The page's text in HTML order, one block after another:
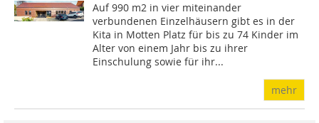
Auf 990 m2 in vier miteinander
verbundenen Einzelhäusern gibt es in der
Kita in Motten Platz für bis zu 74 ­Kinder im
Alter von einem Jahr bis zu ihrer
Einschulung sowie für ihr...
mehr